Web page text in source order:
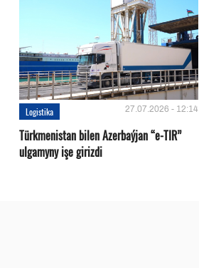
Logistika 27.07.2026 - 12:14
Türkmenistan bilen Azerbaýjan “e-TIR”
ulgamyny işe girizdi